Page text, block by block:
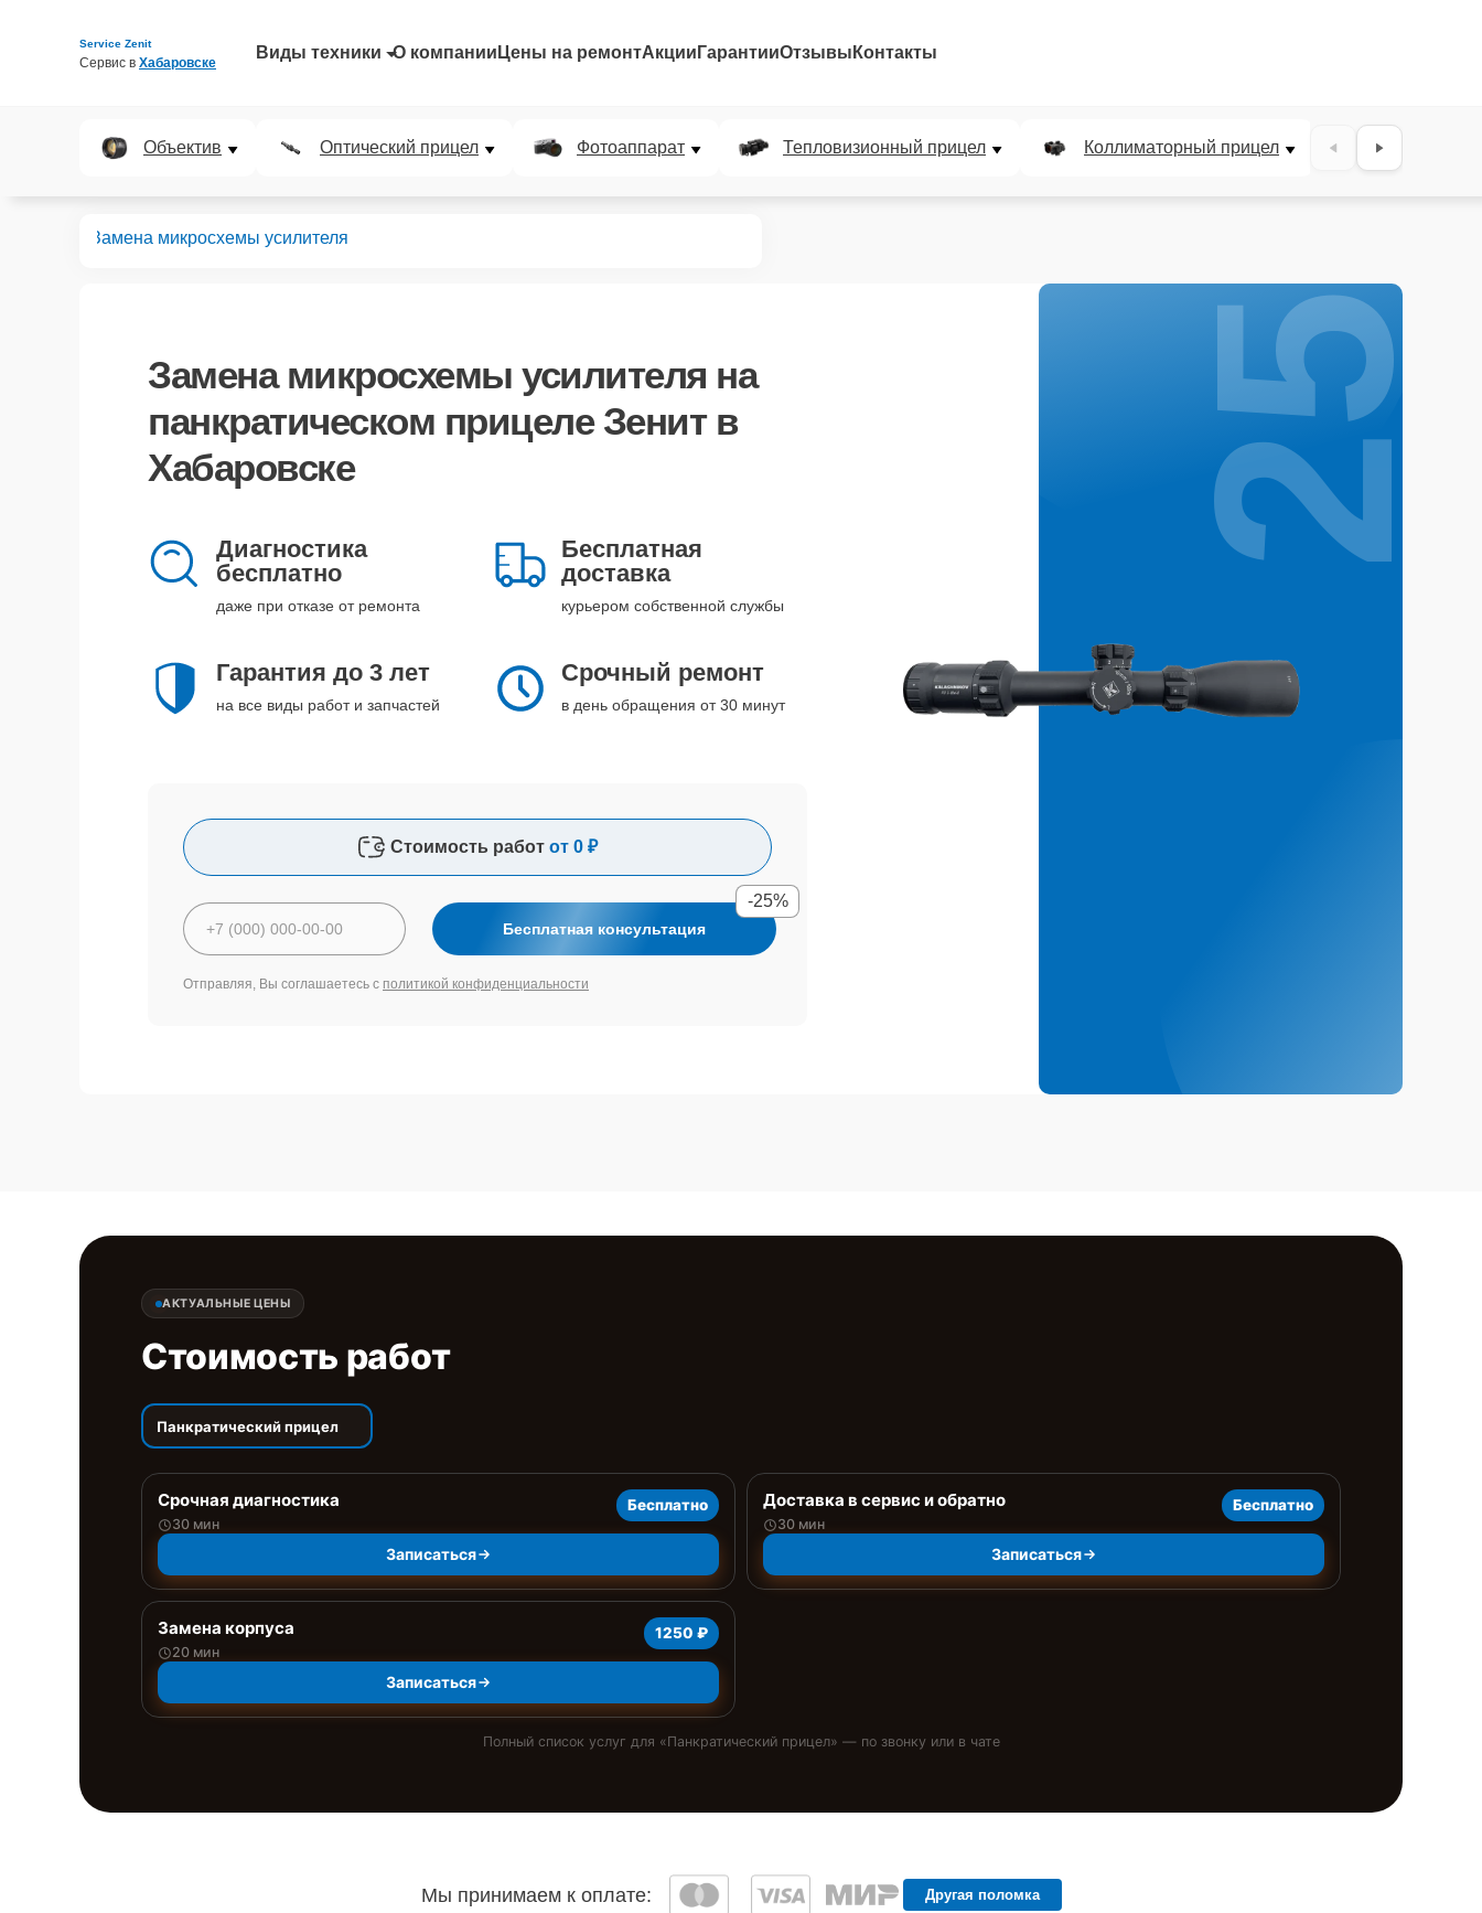
Service Zenit
Сервис в Хабаровске
Виды техники О компании Цены на ремонтАкции ГарантииОтзывы Контакты
Объектив Оптический прицел Фотоаппарат Тепловизионный прицел Коллиматорный прицел
Замена микросхемы усилителя
Замена микросхемы усилителя на
панкратическом прицеле Зенит в
Хабаровске
Диагностика
бесплатно
даже при отказе от ремонта
Бесплатная
доставка
курьером собственной службы
Гарантия до 3 лет
на все виды работ и запчастей
Срочный ремонт
в день обращения от 30 минут
Стоимость работ от 0 ₽
Бесплатная консультация
-25%
Отправляя, Вы соглашаетесь с политикой конфиденциальности
25%
АКТУАЛЬНЫЕ ЦЕНЫ
Стоимость работ
Панкратический прицел
Срочная диагностика
30 мин
Бесплатно
Записаться
Доставка в сервис и обратно
30 мин
Бесплатно
Записаться
Замена корпуса
20 мин
1250 ₽
Записаться
Полный список услуг для «Панкратический прицел» — по звонку или в чате
Мы принимаем к оплате: Другая поломка